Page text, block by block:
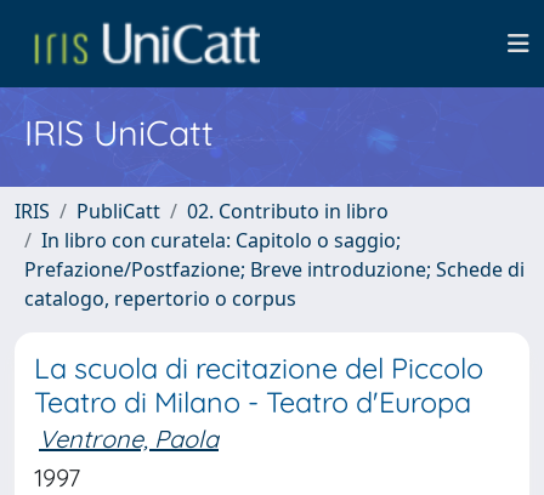
IRIS UniCatt
IRIS PubliCatt
02. Contributo in libro
In libro con curatela: Capitolo o saggio;
Prefazione/Postfazione; Breve introduzione; Schede di
catalogo, repertorio o corpus
La scuola di recitazione del Piccolo
Teatro di Milano - Teatro d'Europa
Ventrone, Paola
1997